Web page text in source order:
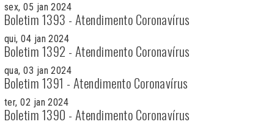
sex, 05 jan 2024
Boletim 1393 - Atendimento Coronavírus
qui, 04 jan 2024
Boletim 1392 - Atendimento Coronavírus
qua, 03 jan 2024
Boletim 1391 - Atendimento Coronavírus
ter, 02 jan 2024
Boletim 1390 - Atendimento Coronavírus